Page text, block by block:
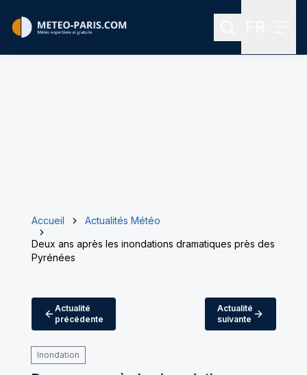
Rechercher
Accueil
Actualités Météo
Deux ans après les inondations dramatiques près des
Pyrénées
Actualité
précédente
Actualité
suivante
Inondation